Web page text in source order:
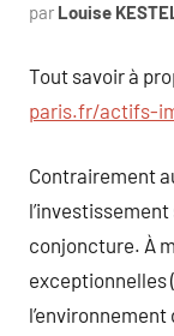
par Louise
Tout savoir à
paris.fr/actifs-
Contrairement
conjoncture. À
exceptionnelles